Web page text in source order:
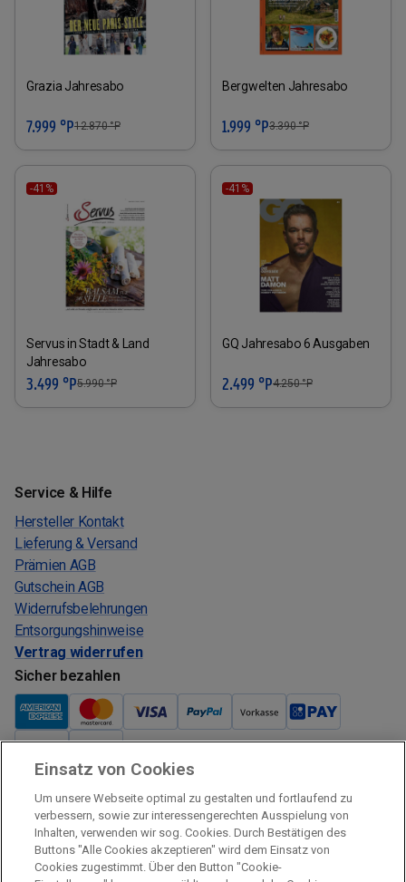
Grazia Jahresabo
7.999 °P12.870°P
Bergwelten Jahresabo
1.999 °P3.390°P
-41%
Servus in Stadt & Land
Jahresabo
3.499 °P5.990°P
-41%
GQ Jahresabo 6 Ausgaben
2.499 °P4.250°P
Service & Hilfe
Hersteller Kontakt
Lieferung & Versand
Prämien AGB
Gutschein AGB
Widerrufsbelehrungen
Entsorgungshinweise
Vertrag widerrufen
Sicher bezahlen
Verkauf und Versand
Kostenloser Versand:
Verkauf und Versand durch:
Verkauf Gutscheine durch:
Einsatz von Cookies
Um unsere Webseite optimal zu gestalten und fortlaufend zu
verbessern, sowie zur interessengerechten Ausspielung von
Inhalten, verwenden wir sog. Cookies. Durch Bestätigen des
Buttons "Alle Cookies akzeptieren" wird dem Einsatz von
Cookies zugestimmt. Über den Button "Cookie-